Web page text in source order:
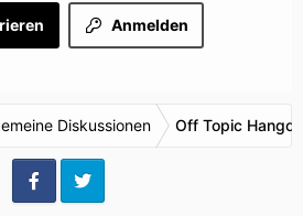
Anmelden
Diskussionen Off Topic